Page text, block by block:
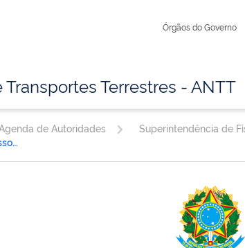
Órgãos do Governo
Terrestres - ANTT
de Autoridades
Coordenação de Gestão de Processos Administrativos Sancionador - CGPAS